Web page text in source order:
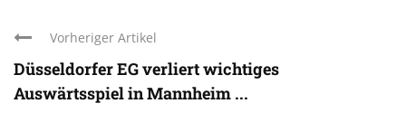
Vorheriger Artikel
Düsseldorfer EG verliert wichtiges
Auswärtsspiel in Mannheim ...